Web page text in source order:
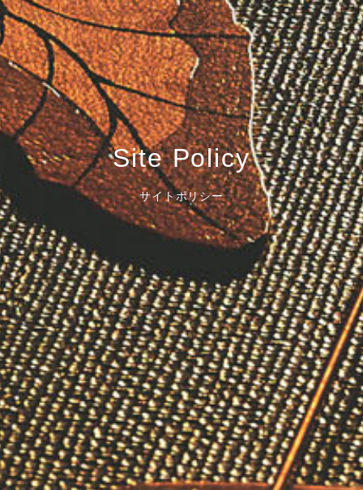
Site Policy
サイトポリシー